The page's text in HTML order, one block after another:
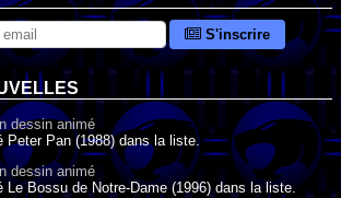
S'inscrire
dessin animé
Peter Pan (1988) dans la liste.
dessin animé
Le Bossu de Notre-Dame (1996) dans la liste.